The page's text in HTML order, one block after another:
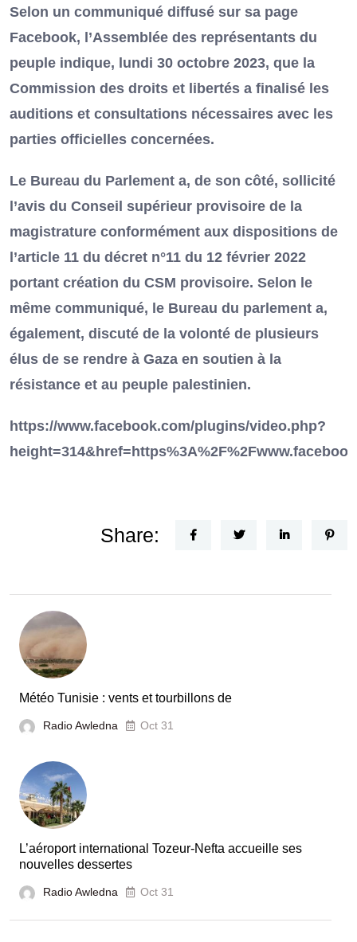
Selon un communiqué diffusé sur sa page
Facebook, l’Assemblée des représentants du
peuple indique, lundi 30 octobre 2023, que la
Commission des droits et libertés a finalisé les
auditions et consultations nécessaires avec les
parties officielles concernées.
Le Bureau du Parlement a, de son côté, sollicité
l’avis du Conseil supérieur provisoire de la
magistrature conformément aux dispositions de
l’article 11 du décret n°11 du 12 février 2022
portant création du CSM provisoire. Selon le
même communiqué, le Bureau du parlement a,
également, discuté de la volonté de plusieurs
élus de se rendre à Gaza en soutien à la
résistance et au peuple palestinien.
https://www.facebook.com/plugins/video.php?
Share:
Météo Tunisie : vents et tourbillons de
Radio Awledna Oct 31
L’aéroport international Tozeur-Nefta accueille ses
nouvelles dessertes
Radio Awledna Oct 31